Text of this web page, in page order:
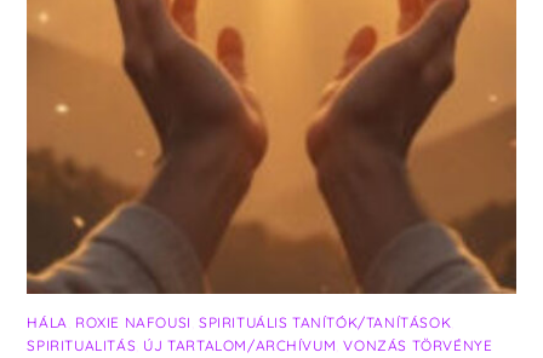
HÁLA ROXIE NAFOUSI SPIRITUÁLIS TANÍTÓK/TANÍTÁSOK
SPIRITUALITÁS ÚJ TARTALOM/ARCHÍVUM ,VONZÁS TÖRVÉNYE